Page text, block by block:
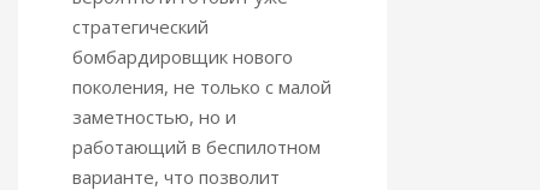
стратегический
бомбардировщик нового
поколения, не только с малой
заметностью, но и
работающий в беспилотном
варианте, что позволит